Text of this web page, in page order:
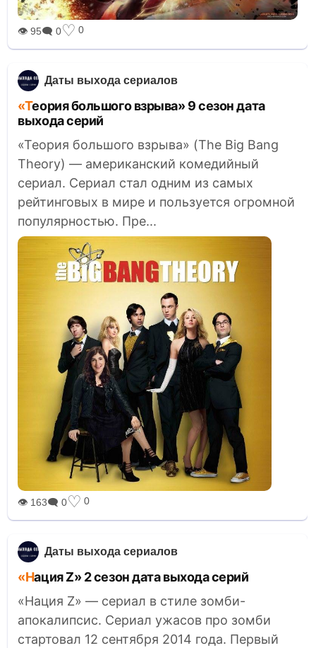
👁 95🗨 0♡ 0
Даты выхода сериалов
«Теория большого взрыва» 9 сезон дата
выхода серий
«Теория большого взрыва» (The Big Bang
Theory) — американский комедийный
сериал. Сериал стал одним из самых
рейтинговых в мире и пользуется огромной
популярностью. Пре...
👁 163🗨 0♡ 0
Даты выхода сериалов
«Нация Z» 2 сезон дата выхода серий
«Нация Z» — сериал в стиле зомби-
апокалипсис. Сериал ужасов про зомби
стартовал 12 сентября 2014 года. Первый